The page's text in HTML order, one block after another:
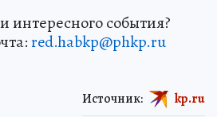
интересного события?
red.habkp@phkp.ru
Источник: kp.ru